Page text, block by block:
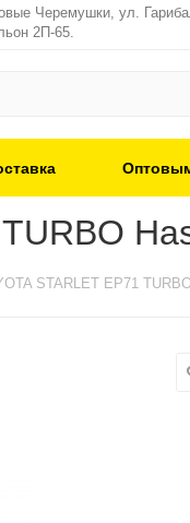
Черемушки, ул.
2П-65.
STARLET EP71